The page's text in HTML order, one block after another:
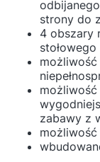
strony do
4 obszary
stołowego
zabawy z
możliwość